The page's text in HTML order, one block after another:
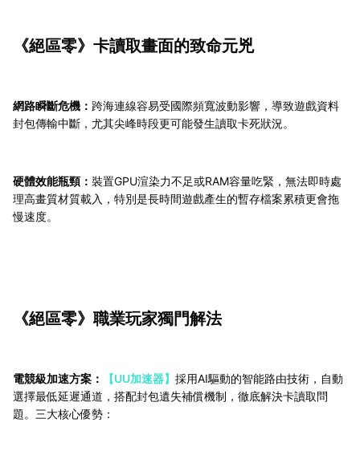
《絕區零》 卡讀取畫面的致命元兇
網路瞬斷危機： 跨海連線容易受國際頻寬波動影響，導致遊戲資料
封包傳輸中斷，尤其尖峰時段更可能發生讀取卡死狀況。
硬體效能瓶頸： 裝置GPU渲染力不足或RAM容量吃緊，無法即時處
理高畫質材質載入，特別是長時間遊戲產生的暫存檔案累積更會拖
慢速度。
《絕區零》 職業玩家獨門解法
電競級加速方案： 【UU加速器】 採用AI驅動的智能路由技術，自動
選擇最低延遲通道，搭配封包遺失補償機制，徹底解決卡讀取問
題。三大核心優勢：